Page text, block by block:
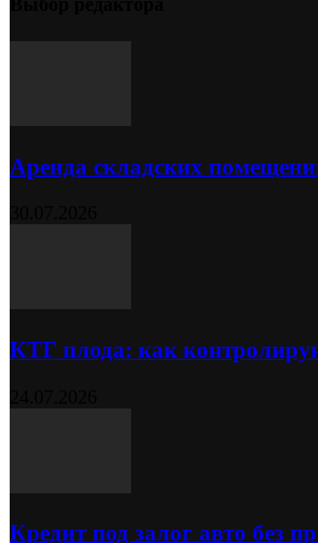
Аренда складских
КТГ плода: как
Кредит под залог авто без